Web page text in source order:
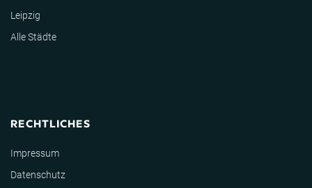
Leipzig
Alle Städte
RECHTLICHES
Impressum
Datenschutz